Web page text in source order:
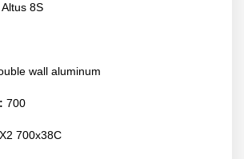
8S
wall aluminum
700
700x38C